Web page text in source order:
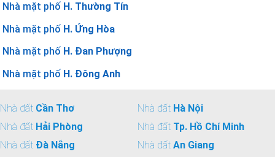
Nhà mặt phố H. Thường Tín
Nhà mặt phố H. Ứng Hòa
Nhà mặt phố H. Đan Phượng
Nhà mặt phố H. Đông Anh
Nhà đất Cần Thơ Nhà đất Hà Nội
Nhà đất Hải Phòng Nhà đất Tp. Hồ Chí Minh
Nhà đất Đà Nẵng Nhà đất An Giang